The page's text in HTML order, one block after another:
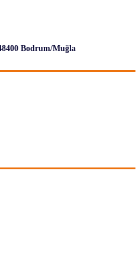
Bodrum/Muğla